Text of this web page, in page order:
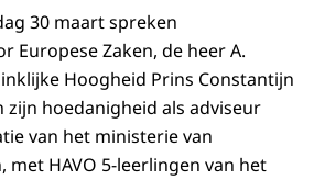
30 maart spreken
Europese Zaken, de heer A.
Hoogheid Prins Constantijn
zijn hoedanigheid als adviseur
van het ministerie van
met HAVO 5-leerlingen van het